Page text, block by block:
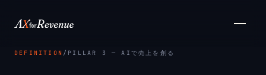
DEFINITION / PILLAR 3 ─ AIで売上を創る